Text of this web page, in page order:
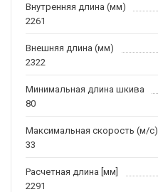
Внутренняя длина (мм)
2261
Внешняя длина (мм)
2322
Минимальная длина шкива
80
Максимальная скорость (м/c)
33
Расчетная длина [мм]
2291